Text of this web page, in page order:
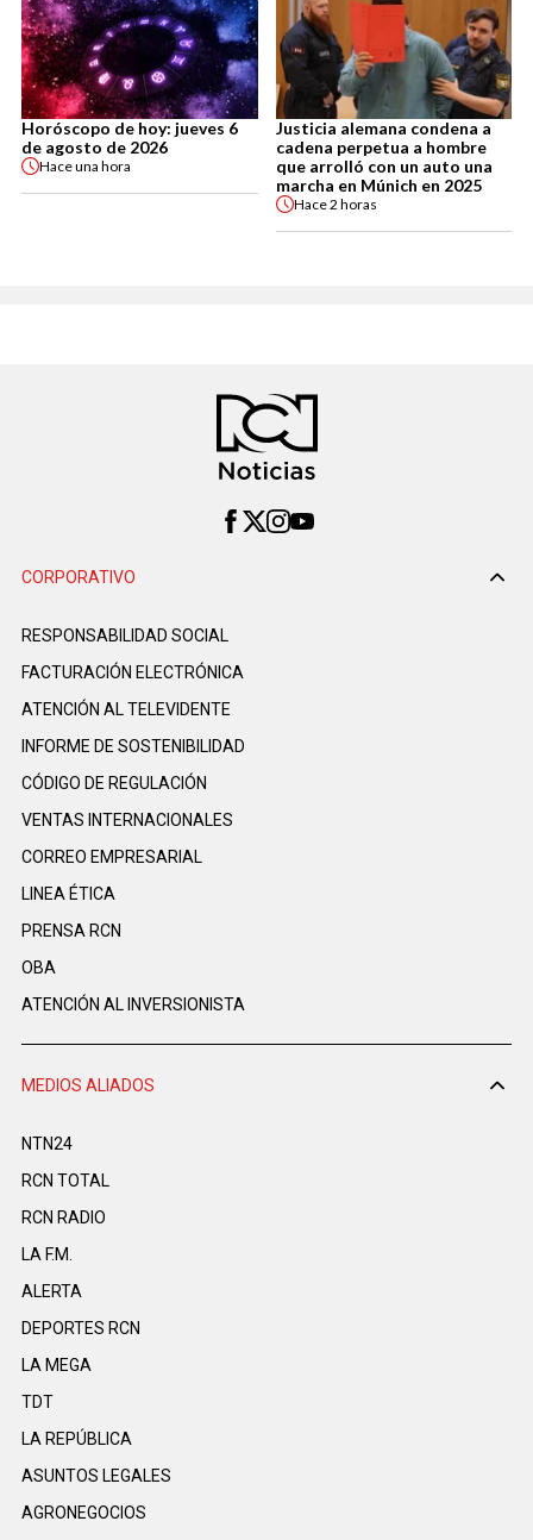
Horóscopo de hoy: jueves 6
de agosto de 2026
Haceuna hora
Justicia alemana condena a
cadena perpetua a hombre
que arrolló con un auto una
marcha en Múnich en 2025
Hace2 horas
CORPORATIVO
RESPONSABILIDAD SOCIAL
FACTURACIÓN ELECTRÓNICA
ATENCIÓN AL TELEVIDENTE
INFORME DE SOSTENIBILIDAD
CÓDIGO DE REGULACIÓN
VENTAS INTERNACIONALES
CORREO EMPRESARIAL
LINEA ÉTICA
PRENSA RCN
OBA
ATENCIÓN AL INVERSIONISTA
MEDIOS ALIADOS
NTN24
RCN TOTAL
RCN RADIO
LA F.M.
ALERTA
DEPORTES RCN
LA MEGA
TDT
LA REPÚBLICA
ASUNTOS LEGALES
AGRONEGOCIOS